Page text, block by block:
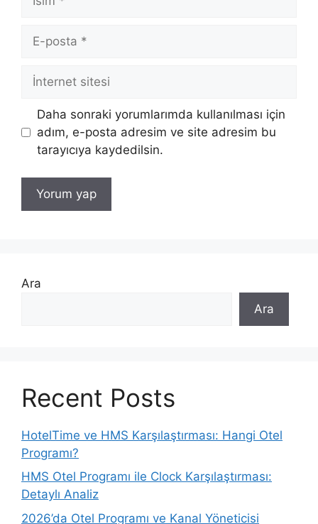
posta
İnternet
Daha sonraki yorumlarımda kullanılması için
adım, e-posta adresim ve site adresim bu
tarayıcıya kaydedilsin.
Ara
Ara
Recent Posts
HotelTime ve HMS Karşılaştırması: Hangi Otel
Programı?
HMS Otel Programı ile Clock Karşılaştırması:
Detaylı Analiz
2026’da Otel Programı ve Kanal Yöneticisi